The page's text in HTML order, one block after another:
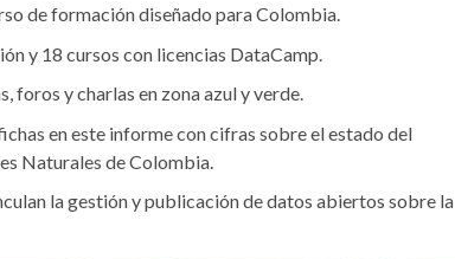
de formación diseñado para Colombia.
y 18 cursos con licencias DataCamp.
foros y charlas en zona azul y verde.
en este informe con cifras sobre el estado del
Naturales de Colombia.
la gestión y publicación de datos abiertos sobre la